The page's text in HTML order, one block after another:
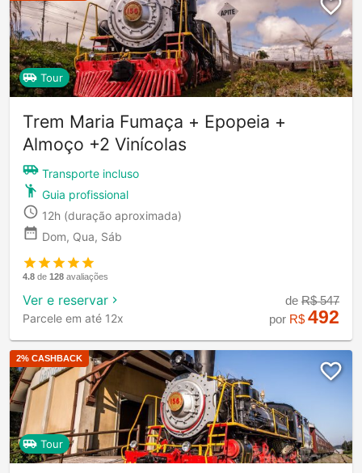
Tour
Trem Maria Fumaça + Epopeia +
Almoço +2 Vinícolas
Transporte incluso
Guia profissional
12h (duração aproximada)
Dom, Qua, Sáb
4.8 de 128 avaliações
Ver e reservar
Parcele em até 12x
de R$547
por R$ 492
2% CASHBACK
Tour